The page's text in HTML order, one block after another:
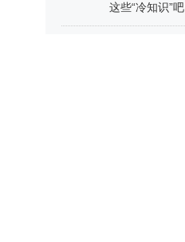
这些“冷知识”吧